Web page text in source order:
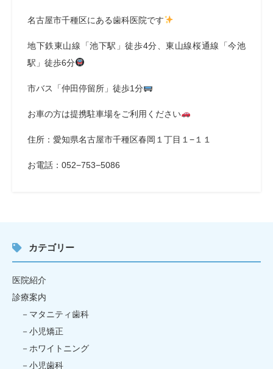
名古屋市千種区にある歯科医院です
地下鉄東山線「池下駅」徒歩4分、東山線桜通線「今池
駅」徒歩6分
市バス「仲田停留所」徒歩1分
お車の方は提携駐車場をご利用ください
住所：愛知県名古屋市千種区春岡１丁目１−１１
お電話：052−753−5086
カテゴリー
医院紹介
診療案内
マタニティ歯科
小児矯正
ホワイトニング
小児歯科